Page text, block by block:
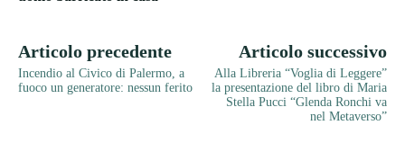
Articolo precedente
Incendio al Civico di Palermo, a
fuoco un generatore: nessun ferito
Articolo successivo
Alla Libreria “Voglia di Leggere”
la presentazione del libro di Maria
Stella Pucci “Glenda Ronchi va
nel Metaverso”